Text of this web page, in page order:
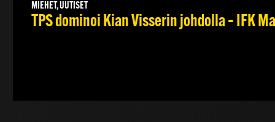
MIEHET, UUTISET
TPS dominoi Kian Visserin johdolla – IFK